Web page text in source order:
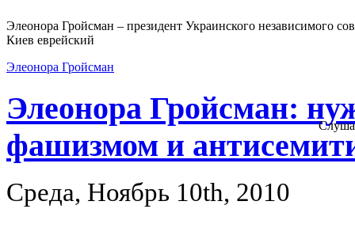
Элеонора Гройсман – президент Украинского независимого
Киев еврейский
Элеонора Гройсман
Элеонора Гройсман:
фашизмом и
Среда, Ноябрь 10th, 2010